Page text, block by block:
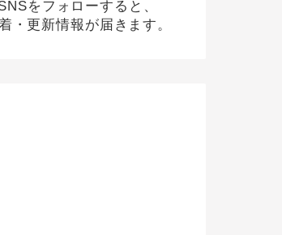
をフォローすると、
・更新情報が届きます。